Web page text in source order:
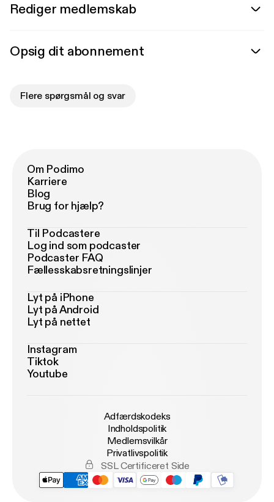
Rediger medlemskab
Opsig dit abonnement
Flere spørgsmål og svar
Om Podimo
Karriere
Blog
Brug for hjælp?
Til Podcastere
Log ind som podcaster
Podcaster FAQ
Fællesskabsretningslinjer
Lyt på iPhone
Lyt på Android
Lyt på nettet
Instagram
Tiktok
Youtube
Adfærdskodeks
Indholdspolitik
Medlemsvilkår
Privatlivspolitik
SSL Certificeret Side